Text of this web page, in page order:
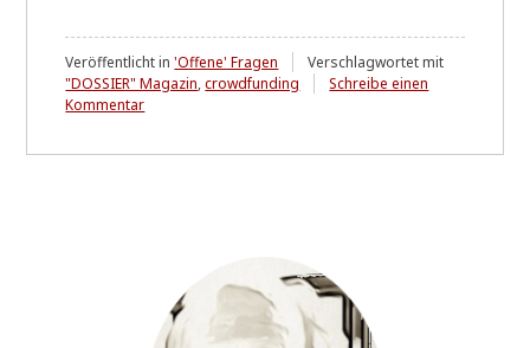
Veröffentlicht in'Offene' Fragen
Verschlagwortet mit
"DOSSIER" Magazin,crowdfunding
Schreibe einen
Kommentarzu